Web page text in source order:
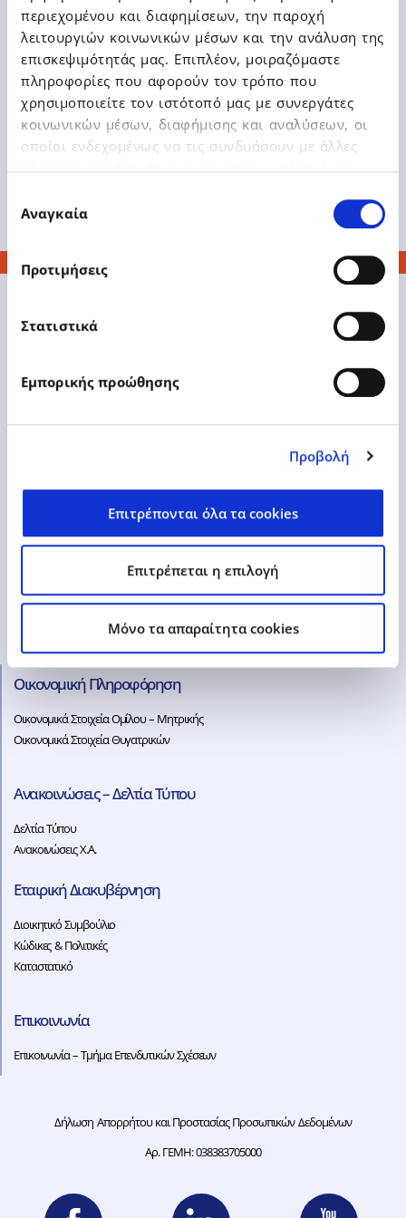
περιεχομένου και διαφημίσεων, την παροχή
λειτουργιών κοινωνικών μέσων και την ανάλυση της
επισκεψιμότητάς μας. Επιπλέον, μοιραζόμαστε
πληροφορίες που αφορούν τον τρόπο που
χρησιμοποιείτε τον ιστότοπό μας με συνεργάτες
κοινωνικών μέσων, διαφήμισης και αναλύσεων, οι
οποίοι ενδεχομένως να τις συνδυάσουν με άλλες
σας χρήση των υπηρεσιών τους.
συγκατάθεσης
Αναγκαία
Προτιμήσεις
Στατιστικά
Εμπορικής προώθησης
Προβολή
Επιτρέπονται όλα τα cookies
Επιτρέπεται η επιλογή
Mόνο τα απαραίτητα cookies
Net στα Accounting Awards
Δείτε Περισσότερα
Ενημέρωση Επενδυτών
Υποχρεωτική Δημόσια Πρόταση
Γενικές Συνελεύσεις
Γνωστοποιήσεις Συναλλαγών
Ενημερωτικά Δελτία – Πληροφοριακά Σημειώματα
Οικονομική Πληροφόρηση
Οικονομικά Στοιχεία Ομίλου – Μητρικής
Οικονομικά Στοιχεία Θυγατρικών
Ανακοινώσεις – Δελτία Τύπου
Δελτία Τύπου
Ανακοινώσεις Χ.Α.
Εταιρική Διακυβέρνηση
Διοικητικό Συμβούλιο
Κώδικες & Πολιτικές
Καταστατικό
Επικοινωνία
Επικοινωνία – Τμήμα Επενδυτικών Σχέσεων
Δήλωση Απορρήτου και Προστασίας Προσωπικών Δεδομένων
Αρ. ΓΕΜΗ: 038383705000